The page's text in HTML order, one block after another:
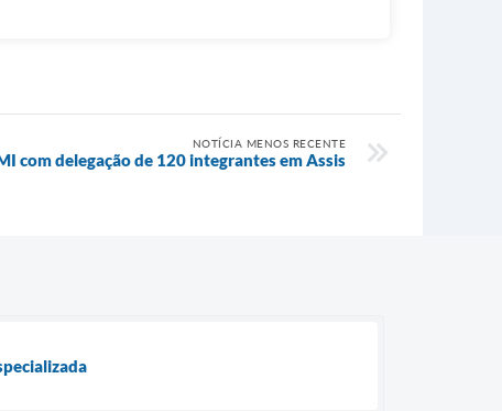
NOTÍCIA MENOS RECENTE
com delegação de 120 integrantes em Assis